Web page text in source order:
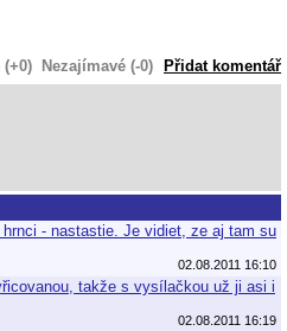
Nezajímavé (-0) Přidat komentář
- nastastie. Je vidiet, ze aj tam su
02.08.2011 16:10
takže s vysílačkou už ji asi i
02.08.2011 16:19